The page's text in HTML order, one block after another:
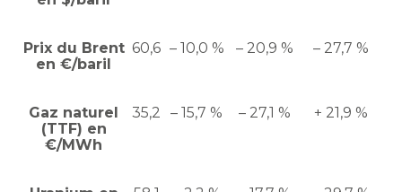
Prix du Brent
en €/baril
60,6 – 10,0 % – 20,9 % – 27,7 %
Gaz naturel
(TTF) en
€/MWh
35,2 – 15,7 % – 27,1 % + 21,9 %